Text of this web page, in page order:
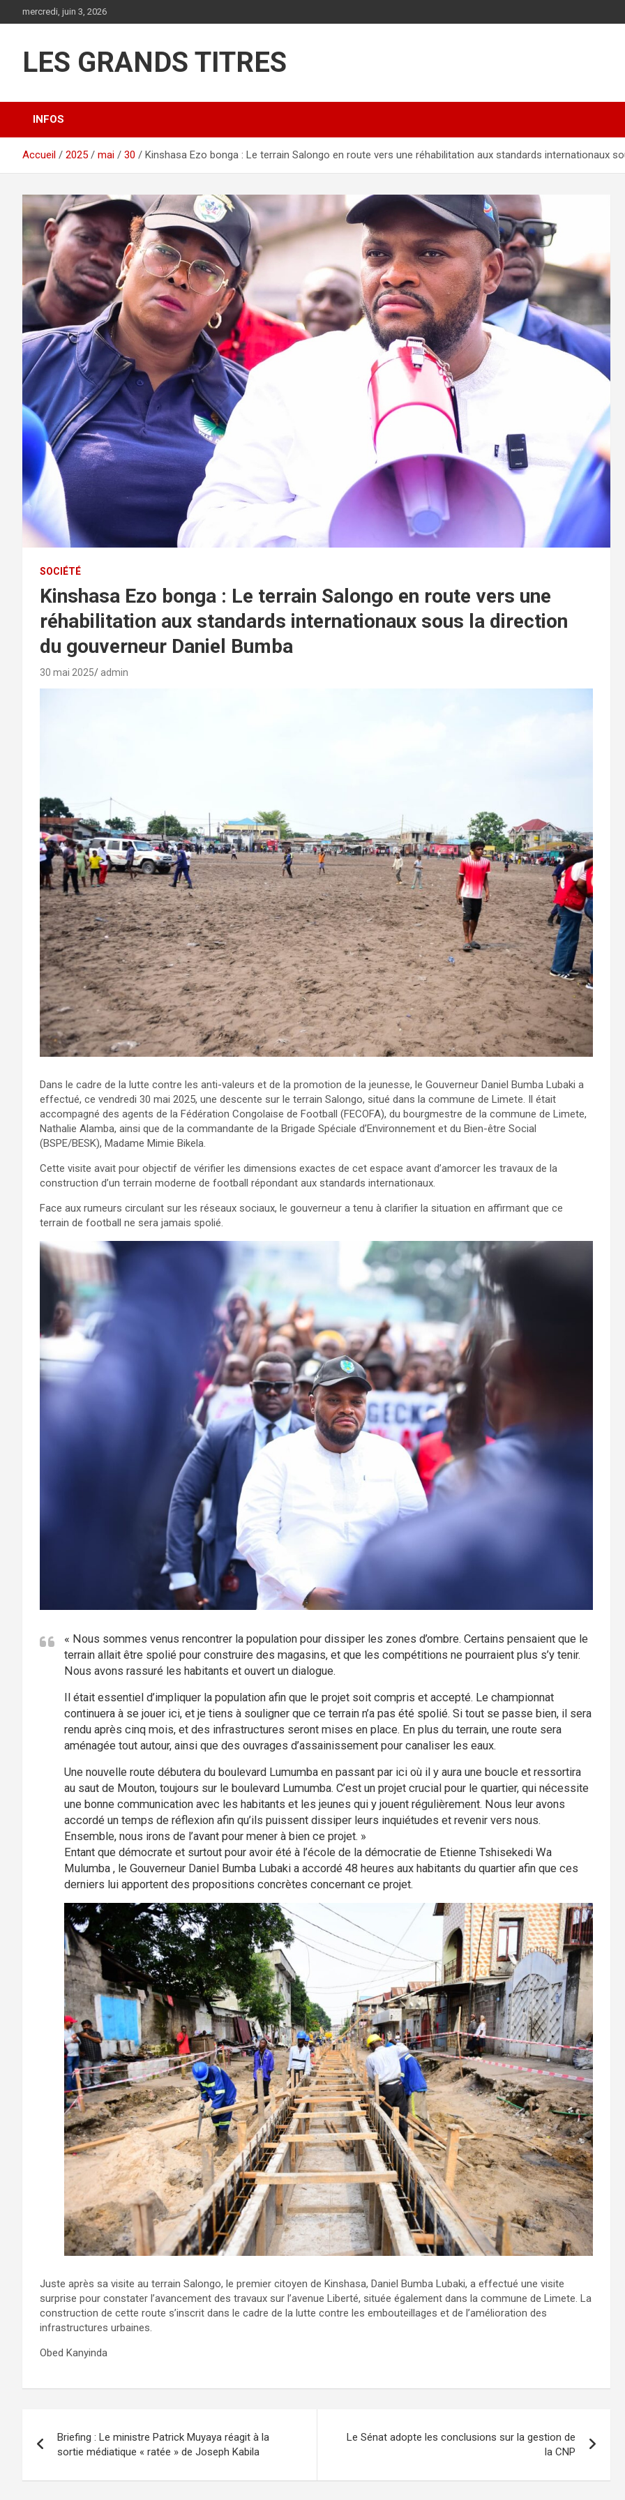
au
mercredi, juin 3, 2026
LES GRANDS TITRES
INFOS
Accueil 2025 mai 30 Kinshasa Ezo bonga : Le terrain Salongo en route vers une réhabilitation aux standards internationaux
SOCIÉTÉ
Kinshasa Ezo bonga : Le terrain Salongo en route vers une
réhabilitation aux standards internationaux sous la direction
du gouverneur Daniel Bumba
30 mai 2025 admin
Dans le cadre de la lutte contre les anti-valeurs et de la promotion de la jeunesse, le Gouverneur Daniel Bumba Lubaki a
effectué, ce vendredi 30 mai 2025, une descente sur le terrain Salongo, situé dans la commune de Limete. Il était
accompagné des agents de la Fédération Congolaise de Football (FECOFA), du bourgmestre de la commune de Limete,
Nathalie Alamba, ainsi que de la commandante de la Brigade Spéciale d’Environnement et du Bien-être Social
(BSPE/BESK), Madame Mimie Bikela.
Cette visite avait pour objectif de vérifier les dimensions exactes de cet espace avant d’amorcer les travaux de la
construction d’un terrain moderne de football répondant aux standards internationaux.
Face aux rumeurs circulant sur les réseaux sociaux, le gouverneur a tenu à clarifier la situation en affirmant que ce
terrain de football ne sera jamais spolié.
« Nous sommes venus rencontrer la population pour dissiper les zones d’ombre. Certains pensaient que le
terrain allait être spolié pour construire des magasins, et que les compétitions ne pourraient plus s’y tenir.
Nous avons rassuré les habitants et ouvert un dialogue.
Il était essentiel d’impliquer la population afin que le projet soit compris et accepté. Le championnat
continuera à se jouer ici, et je tiens à souligner que ce terrain n’a pas été spolié. Si tout se passe bien, il sera
rendu après cinq mois, et des infrastructures seront mises en place. En plus du terrain, une route sera
aménagée tout autour, ainsi que des ouvrages d’assainissement pour canaliser les eaux.
Une nouvelle route débutera du boulevard Lumumba en passant par ici où il y aura une boucle et ressortira
au saut de Mouton, toujours sur le boulevard Lumumba. C’est un projet crucial pour le quartier, qui nécessite
une bonne communication avec les habitants et les jeunes qui y jouent régulièrement. Nous leur avons
accordé un temps de réflexion afin qu’ils puissent dissiper leurs inquiétudes et revenir vers nous.
Ensemble, nous irons de l’avant pour mener à bien ce projet. »
Entant que démocrate et surtout pour avoir été à l’école de la démocratie de Etienne Tshisekedi Wa
Mulumba , le Gouverneur Daniel Bumba Lubaki a accordé 48 heures aux habitants du quartier afin que ces
derniers lui apportent des propositions concrètes concernant ce projet.
Juste après sa visite au terrain Salongo, le premier citoyen de Kinshasa, Daniel Bumba Lubaki, a effectué une visite
surprise pour constater l’avancement des travaux sur l’avenue Liberté, située également dans la commune de Limete. La
construction de cette route s’inscrit dans le cadre de la lutte contre les embouteillages et de l’amélioration des
infrastructures urbaines.
Obed Kanyinda
de
l’article
Briefing : Le ministre Patrick Muyaya réagit à la
sortie médiatique « ratée » de Joseph Kabila
Le Sénat adopte les conclusions sur la gestion de
la CNP